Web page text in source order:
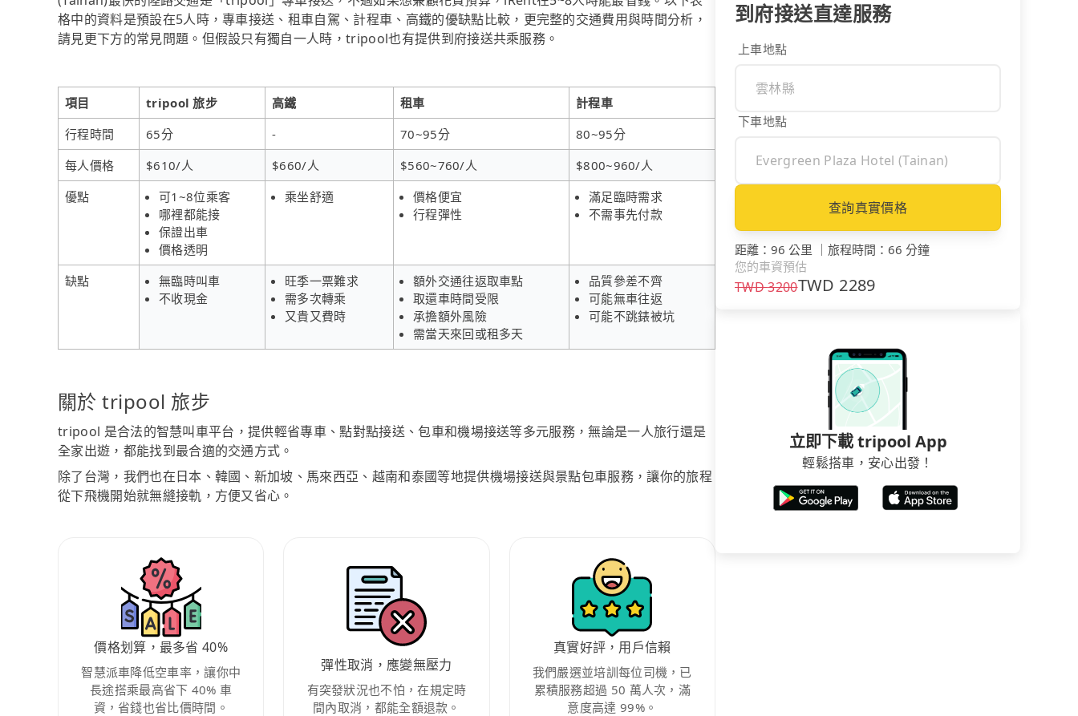
格中的資料是預設在5人時，專車接送、租車自駕、計程車、高鐵的優缺點比較，更完整的交通費用與時間分析，
請見更下方的常見問題。但假設只有獨自一人時，tripool也有提供到府接送共乘服務。
項目 tripool 旅步 高鐵 租車
計程車
行程時間
65分 - 70~95分
80~95分
每人價格
$610/人 $660/人 $560~760/人
$800~960/人
優點
可1~8位乘客
哪裡都能接
保證出車
價格透明
乘坐舒適
價格便宜
行程彈性
滿足臨時需求
不需事先付款
缺點
無臨時叫車
不收現金
旺季一票難求
需多次轉乘
又貴又費時
額外交通往返取車點
取還車時間受限
承擔額外風險
需當天來回或租多天
品質參差不齊
可能無車往返
可能不跳錶被坑
關於 tripool 旅步
tripool 是合法的智慧叫車平台，提供輕省專車、點對點接送、包車和機場接送等多元服務，無論是一人旅行還是
全家出遊，都能找到最合適的交通方式。
除了台灣，我們也在日本、韓國、新加坡、馬來西亞、越南和泰國等地提供機場接送與景點包車服務，讓你的旅程
從下飛機開始就無縫接軌，方便又省心。
價格划算，最多省 40%
智慧派車降低空車率，讓你中
長途搭乘最高省下 40% 車
資，省錢也省比價時間。
彈性取消，應變無壓力
有突發狀況也不怕，在規定時
間內取消，都能全額退款。
真實好評，用戶信賴
我們嚴選並培訓每位司機，已
累積服務超過 50 萬人次，滿
意度高達 99%。
到府接送直達服務
上車地點
下車地點
查詢真實價格
距離 ： 96 公里 ｜ 旅程時間 ： 66 分鐘
您的車資預估
TWD3200TWD 2289
立即下載 tripool App
輕鬆搭車，安心出發！